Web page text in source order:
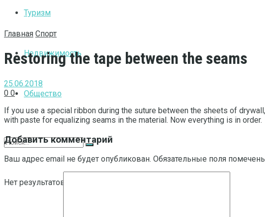
Туризм
Недвижимость
Общество
Нет результатов
Главная Спорт
Restoring the tape between the seams
25.06.2018
0 0
If you use a special ribbon during the suture between the sheets of
with paste for equalizing seams in the material. Now everything is in order.
Добавить комментарий
Ваш адрес email не будет опубликован. Обязательные поля